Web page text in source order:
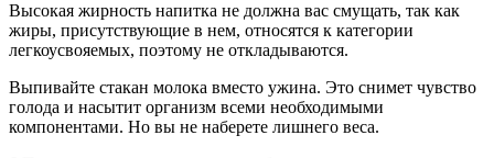
Высокая жирность напитка не должна вас смущать, так как
жиры, присутствующие в нем, относятся к категории
легкоусвояемых, поэтому не откладываются.
Выпивайте стакан молока вместо ужина. Это снимет чувство
голода и насытит организм всеми необходимыми
компонентами. Но вы не наберете лишнего веса.